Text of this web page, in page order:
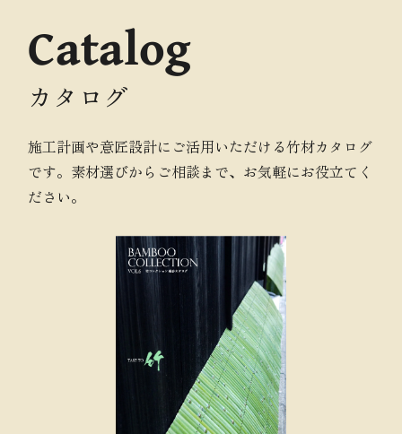
Catalog
カタログ
施工計画や意匠設計にご活用いただける竹材カタログ
です。素材選びからご相談まで、お気軽にお役立てく
ださい。